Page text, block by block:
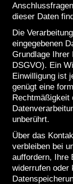
dieser Daten
Die
eingegebenen
Grundlage
DSGVO). Ein
Einwilligung ist
genügt eine
Rechtmäßigkeit
unberührt.
Über das
verbleiben bei
auffordern, Ihre
widerrufen oder